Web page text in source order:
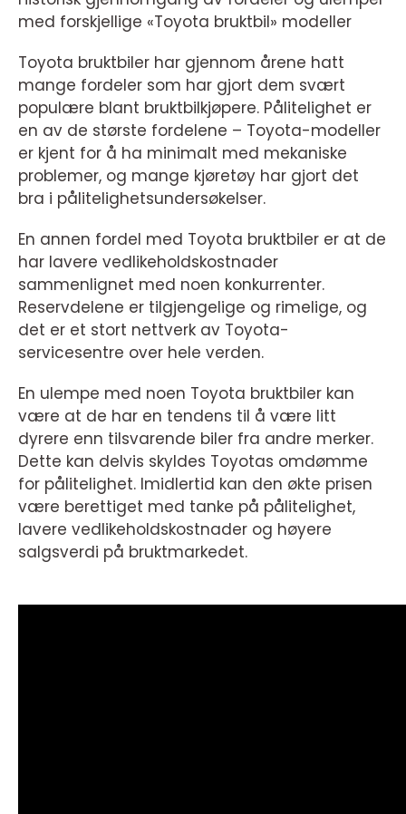
med forskjellige «Toyota bruktbil» modeller
Toyota bruktbiler har gjennom årene hatt
mange fordeler som har gjort dem svært
populære blant bruktbilkjøpere. Pålitelighet er
en av de største fordelene – Toyota-modeller
er kjent for å ha minimalt med mekaniske
problemer, og mange kjøretøy har gjort det
bra i pålitelighetsundersøkelser.
En annen fordel med Toyota bruktbiler er at de
har lavere vedlikeholdskostnader
sammenlignet med noen konkurrenter.
Reservdelene er tilgjengelige og rimelige, og
det er et stort nettverk av Toyota-
servicesentre over hele verden.
En ulempe med noen Toyota bruktbiler kan
være at de har en tendens til å være litt
dyrere enn tilsvarende biler fra andre merker.
Dette kan delvis skyldes Toyotas omdømme
for pålitelighet. Imidlertid kan den økte prisen
være berettiget med tanke på pålitelighet,
lavere vedlikeholdskostnader og høyere
salgsverdi på bruktmarkedet.